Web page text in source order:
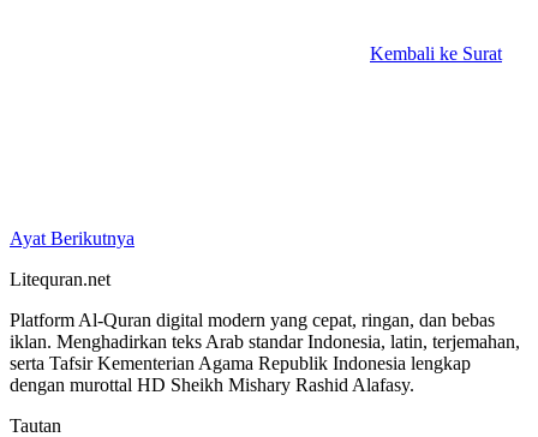
Kembali ke Surat
Ayat Berikutnya
Litequran.net
Platform Al-Quran digital modern yang cepat, ringan, dan bebas
iklan. Menghadirkan teks Arab standar Indonesia, latin, terjemahan,
serta Tafsir Kementerian Agama Republik Indonesia lengkap
dengan murottal HD Sheikh Mishary Rashid Alafasy.
Tautan